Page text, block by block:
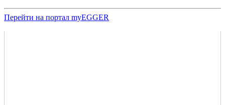
Перейти на портал myEGGER